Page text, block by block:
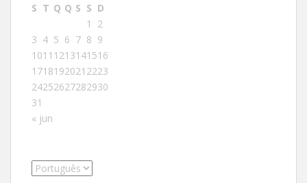
S T Q Q S S D
1
2
3 4 5 6 7 8 9
1011 1213141516
1718192021 2223
24252627282930
31
« jun
Escolha